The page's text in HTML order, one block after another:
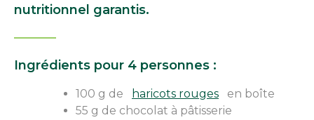
nutritionnel garantis.
Ingrédients pour 4 personnes :
100 g de haricots rouges
en boîte
55 g de chocolat à pâtisserie